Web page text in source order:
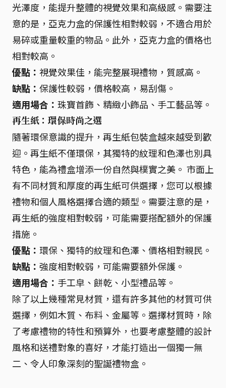
光澤度，能提升整體的視覺效果和高級感。需要注
意的是，亞克力盒的保護性相對較弱，不適合用於
易碎或重量較重的物品。此外，亞克力盒的價格也
相對較高。
優點： 視覺效果佳，能完整展現禮物，質感高。
缺點： 保護性較弱，價格較高，易刮傷。
適用場合： 珠寶首飾、精緻小飾品、手工藝品等。
再生紙：環保時尚之選
隨著環保意識的提升，再生紙包裝盒越來越受到歡
迎。再生紙不僅環保，其獨特的紋理和色澤也別具
特色，能為禮盒增添一份自然與樸實之美。 市面上
有不同材質和厚度的再生紙可供選擇，您可以根據
禮物和個人風格選擇合適的類型。需要注意的是，
再生紙的強度相對較弱，可能需要搭配額外的保護
措施。
優點： 環保、獨特的紋理和色澤、價格相對親民。
缺點： 強度相對較弱，可能需要額外保護。
適用場合： 手工皁、餅乾、小型禮品等。
除了以上幾種常見材質，還有許多其他的材質可供
選擇，例如木質、布料、金屬等。選擇材質時，除
了考慮禮物的特性和預算外，也要考慮整體的設計
風格和送禮對象的喜好，才能打造出一個獨一無
二、令人印象深刻的聖誕禮物盒。